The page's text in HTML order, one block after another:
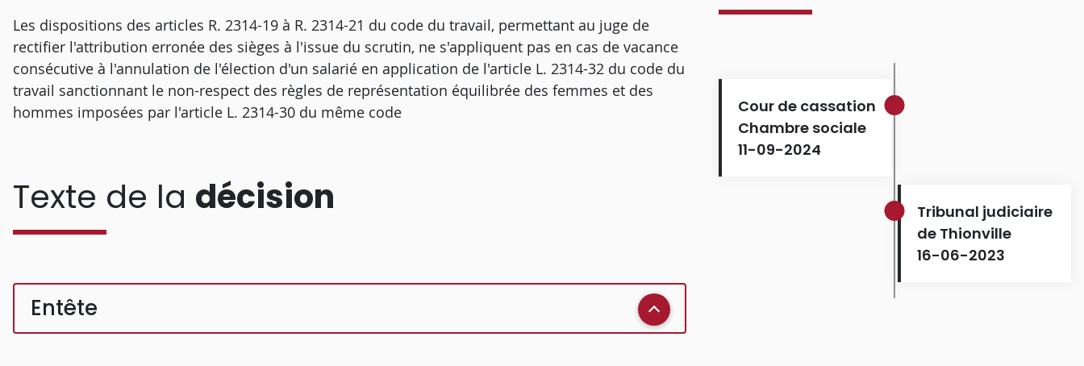
Les dispositions des articles R. 2314-19 à R. 2314-21 du code du travail, permettant au juge de
rectifier l'attribution erronée des sièges à l'issue du scrutin, ne s'appliquent pas en cas de vacance
consécutive à l'annulation de l'élection d'un salarié en application de l'article L. 2314-32 du code du
travail sanctionnant le non-respect des règles de représentation équilibrée des femmes et des
hommes imposées par l'article L. 2314-30 du même code
Texte de la décision
Entête
Cour de cassation
Chambre sociale
11-09-2024
Tribunal judiciaire
de Thionville
16-06-2023